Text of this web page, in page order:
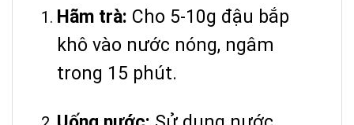
Hãm trà: Cho 5-10g đậu bắp
khô vào nước nóng, ngâm
trong 15 phút.